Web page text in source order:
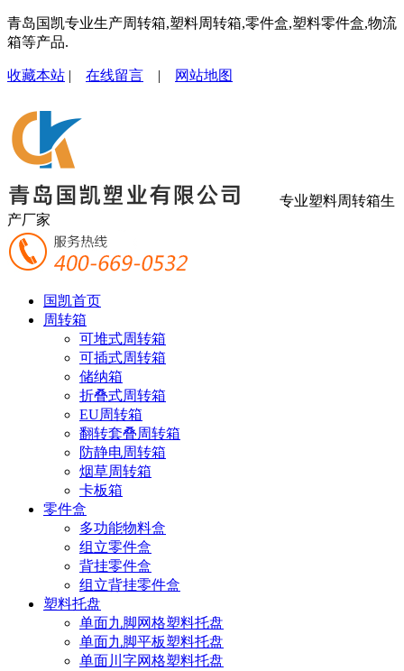
青岛国凯专业生产周转箱,塑料周转箱,零件盒,塑料零件盒,物流
箱等产品.
收藏本站 | 在线留言 | 网站地图
专业塑料周转箱生
产厂家
国凯首页
周转箱
可堆式周转箱
可插式周转箱
储纳箱
折叠式周转箱
EU周转箱
翻转套叠周转箱
防静电周转箱
烟草周转箱
卡板箱
零件盒
多功能物料盒
组立零件盒
背挂零件盒
组立背挂零件盒
塑料托盘
单面九脚网格塑料托盘
单面九脚平板塑料托盘
单面川字网格塑料托盘